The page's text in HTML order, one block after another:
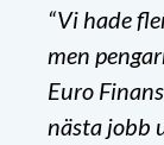
“Vi hade
men
Euro
nästa jobb